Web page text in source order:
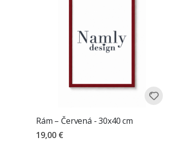
Rám – Červená - 30x40 cm
19,00 €